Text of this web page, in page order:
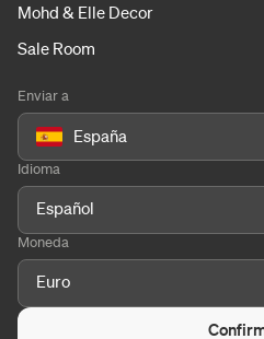
Mohd & Elle Decor
Sale Room
Enviar a
España
Idioma
Español
Moneda
Euro